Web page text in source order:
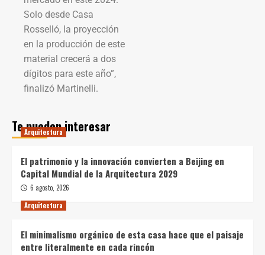
Solo desde Casa
Rosselló, la proyección
en la producción de este
material crecerá a dos
dígitos para este año”,
finalizó Martinelli.
Te pueden interesar
Arquitectura
El patrimonio y la innovación convierten a Beijing en
Capital Mundial de la Arquitectura 2029
6 agosto, 2026
Arquitectura
El minimalismo orgánico de esta casa hace que el paisaje
entre literalmente en cada rincón